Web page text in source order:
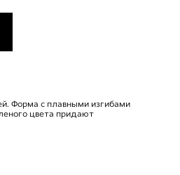
Форма с плавными изгибами
цвета придают